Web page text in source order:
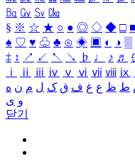
㏃ ㏉ ㏜ ㏆
§ ※ ☆ ★ ○ ● ◎ ◇ ◆ □ ■
♠ ♡ ♥ ♧ ♣ ⊙ ◈ ▣ ◐ ◑ ▒
‡ ↕ ↗ ↙ ↖ ↘ ♭ ♩ ♪ ♬
ⅰ
ⅱ ⅲ ⅳ ⅴ ⅵ ⅶ ⅷ ⅸ
ط ظ ع غ ف ق ک ل م ن ه
و ی
닫기